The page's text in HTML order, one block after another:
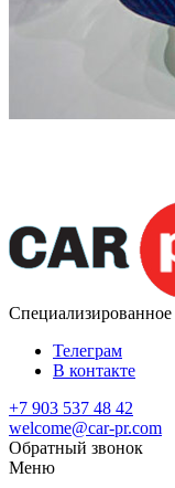
Специализированное
Телеграм
В контакте
+7 903 537 48 42
welcome@car-pr.com
Обратный звонок
Меню